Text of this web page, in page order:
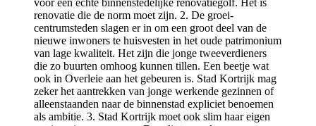
voor een echte binnenstedelijke renovatiegolf. Het is
renovatie die de norm moet zijn. 2. De groei-
centrumsteden slagen er in om een groot deel van de
nieuwe inwoners te huisvesten in het oude patrimonium
van lage kwaliteit. Het zijn die jonge tweeverdieners
die zo buurten omhoog kunnen tillen. Een beetje wat
ook in Overleie aan het gebeuren is. Stad Kortrijk mag
zeker het aantrekken van jonge werkende gezinnen of
alleenstaanden naar de binnenstad expliciet benoemen
als ambitie. 3. Stad Kortrijk moet ook slim haar eigen